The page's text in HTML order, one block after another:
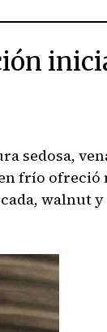
sedosa,
frío ofreció
walnut y